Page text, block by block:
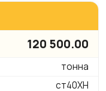
120 500.00
тонна
ст40ХН